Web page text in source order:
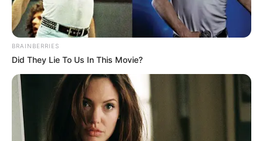
Pronostic PMU du Quinté en 6
chevaux
BRAINBERRIES
Did They Lie To Us In This Movie?